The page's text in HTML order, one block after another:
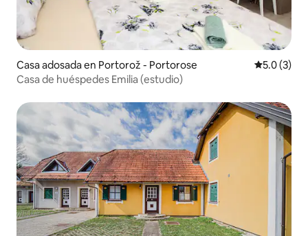
Casa adosada en Portorož - Portorose
5.0 (3)
Casa de huéspedes Emilia (estudio)